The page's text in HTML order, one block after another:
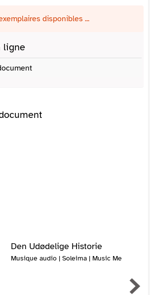
disponibles ...
ligne
Den Udødelige Historie
Musique audio | Soleima | Music Me